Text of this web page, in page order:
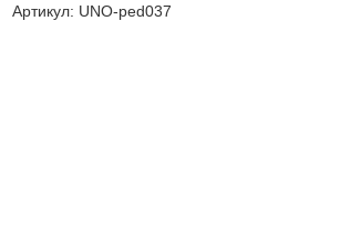
Артикул: UNO-ped037